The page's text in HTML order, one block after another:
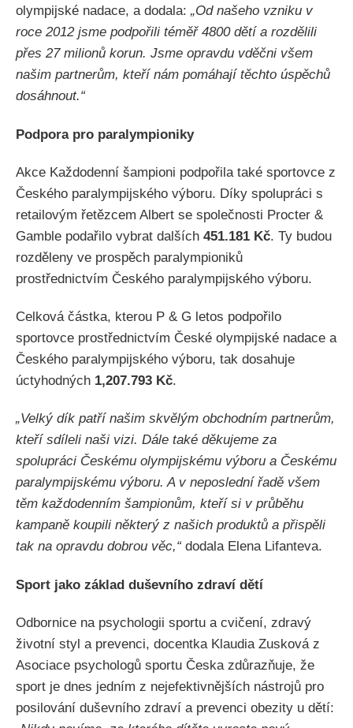
olympijské nadace, a dodala: „Od našeho vzniku v
roce 2012 jsme podpořili téměř 4800 dětí a rozdělili
přes 27 milionů korun. Jsme opravdu vděčni všem
našim partnerům, kteří nám pomáhají těchto úspěchů
dosáhnout.“
Podpora pro paralympioniky
Akce Každodenní šampioni podpořila také sportovce z
Českého paralympijského výboru. Díky spolupráci s
retailovým řetězcem Albert se společnosti Procter &
Gamble podařilo vybrat dalších 451.181 Kč. Ty budou
rozděleny ve prospěch paralympioniků
prostřednictvím Českého paralympijského výboru.
Celková částka, kterou P & G letos podpořilo
sportovce prostřednictvím České olympijské nadace a
Českého paralympijského výboru, tak dosahuje
úctyhodných 1,207.793 Kč.
„Velký dík patří našim skvělým obchodním partnerům,
kteří sdíleli naši vizi. Dále také děkujeme za
spolupráci Českému olympijskému výboru a Českému
paralympijskému výboru. A v neposlední řadě všem
těm každodenním šampionům, kteří si v průběhu
kampaně koupili některý z našich produktů a přispěli
tak na opravdu dobrou věc,“ dodala Elena Lifanteva.
Sport jako základ duševního zdraví dětí
Odbornice na psychologii sportu a cvičení, zdravý
životní styl a prevenci, docentka Klaudia Zusková z
Asociace psychologů sportu Česka zdůrazňuje, že
sport je dnes jedním z nejefektivnějších nástrojů pro
posilování duševního zdraví a prevenci obezity u dětí: